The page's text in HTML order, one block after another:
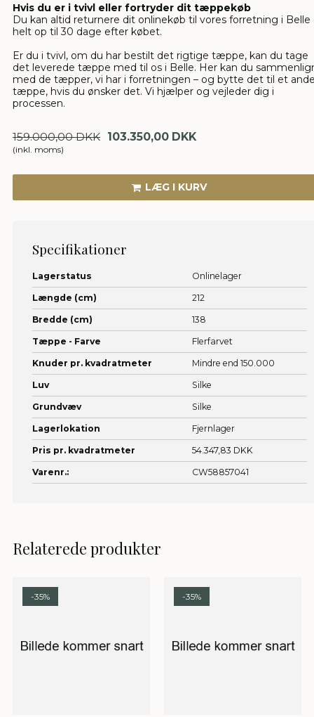
Hvis du er i tvivl eller fortryder dit tæppekøb
Du kan altid returnere dit onlinekøb til vores forretning i Belle
helt op til 30 dage efter købet.
Er du i tvivl, om du har bestilt det rigtige tæppe, kan du tage
det leverede tæppe med til os i Belle. Her kan du
med de tæpper, vi har i forretningen – og bytte det til et
tæppe, hvis du ønsker det. Vi hjælper og vejleder dig i
processen.
103.350,00 DKK
159.000,00 DKK
(inkl. moms)
LÆG I KURV
Specifikationer
Lagerstatus Onlinelager
Længde (cm) 212
Bredde (cm) 138
Tæppe - Farve Flerfarvet
Knuder pr. kvadratmeter Mindre end 150.000
Luv Silke
Grundvæv Silke
Lagerlokation Fjernlager
Pris pr. kvadratmeter 54.347,83 DKK
Varenr.: CW58857041
Relaterede produkter
-35% -35%